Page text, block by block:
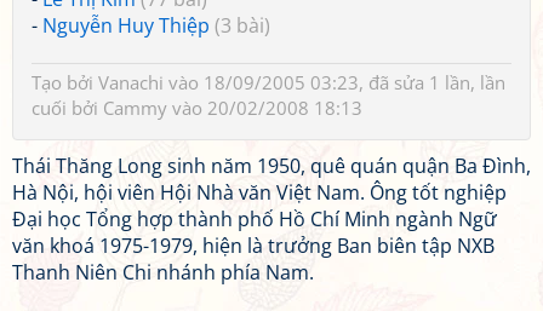
- Nguyễn Huy Thiệp (3 bài)
Tạo bởi Vanachi vào 18/09/2005 03:23, đã sửa 1 lần, lần
cuối bởi Cammy vào 20/02/2008 18:13
Thái Thăng Long sinh năm 1950, quê quán quận Ba Đình,
Hà Nội, hội viên Hội Nhà văn Việt Nam. Ông tốt nghiệp
Đại học Tổng hợp thành phố Hồ Chí Minh ngành Ngữ
văn khoá 1975-1979, hiện là trưởng Ban biên tập NXB
Thanh Niên Chi nhánh phía Nam.